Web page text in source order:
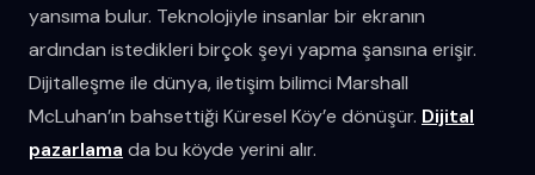
yansıma bulur. Teknolojiyle insanlar bir ekranın
ardından istedikleri birçok şeyi yapma şansına erişir.
Dijitalleşme ile dünya, iletişim bilimci Marshall
McLuhan’ın bahsettiği Küresel Köy’e dönüşür. Dijital
pazarlama da bu köyde yerini alır.